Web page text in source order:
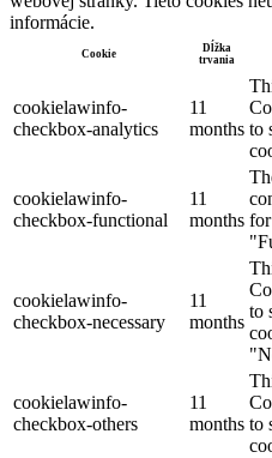
informácie.
Cookie
Dĺžka
trvania
cookielawinfo-
checkbox-analytics
11
months to
cookielawinfo-
checkbox-functional
11
months
cookielawinfo-
checkbox-necessary
11
months
to
cookielawinfo-
checkbox-others
11
months to